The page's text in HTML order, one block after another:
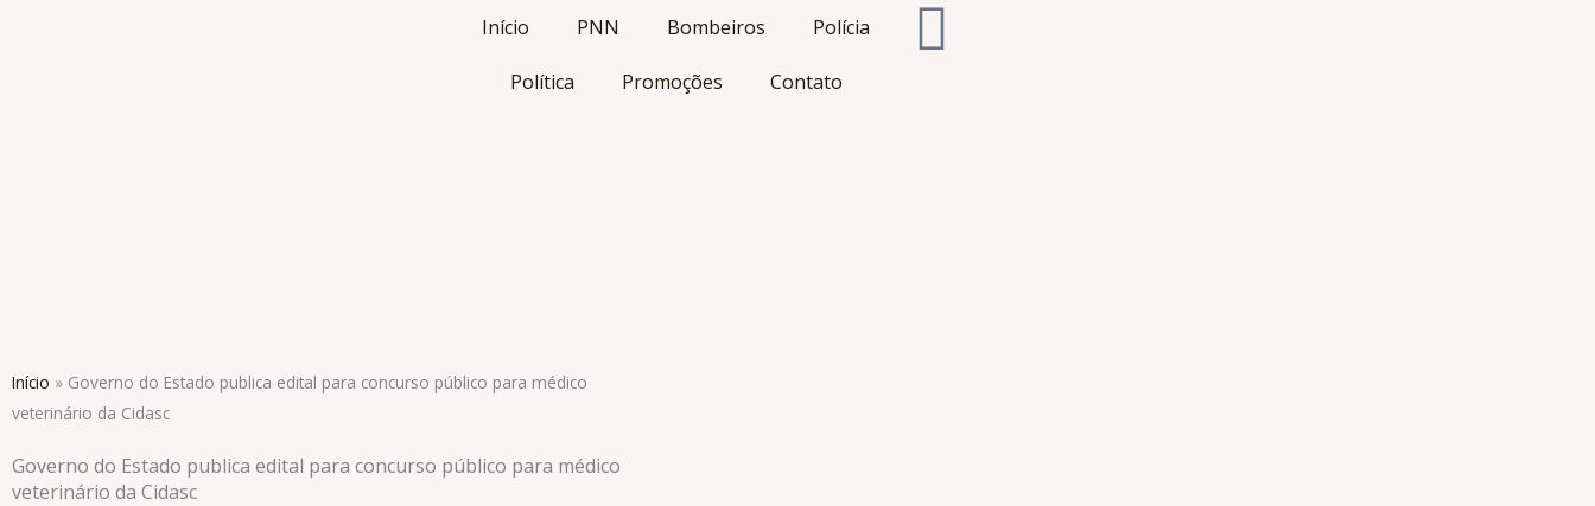
Início PNN Bombeiros Polícia
Política Promoções Contato
Início » Governo do Estado publica edital para concurso público para médico
veterinário da Cidasc
Governo do Estado publica edital para concurso público para médico
veterinário da Cidasc